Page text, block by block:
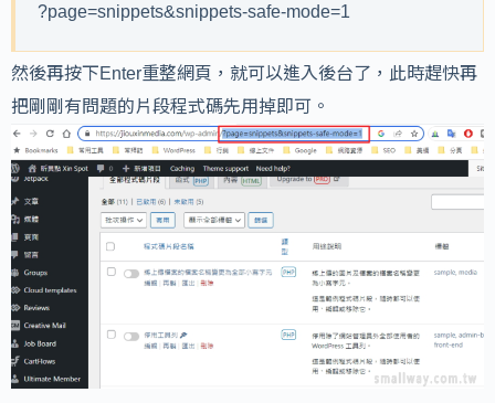
?page=snippets&snippets-safe-mode=1
然後再按下Enter重整網頁，就可以進入後台了，此時趕快再
把剛剛有問題的片段程式碼先用掉即可。